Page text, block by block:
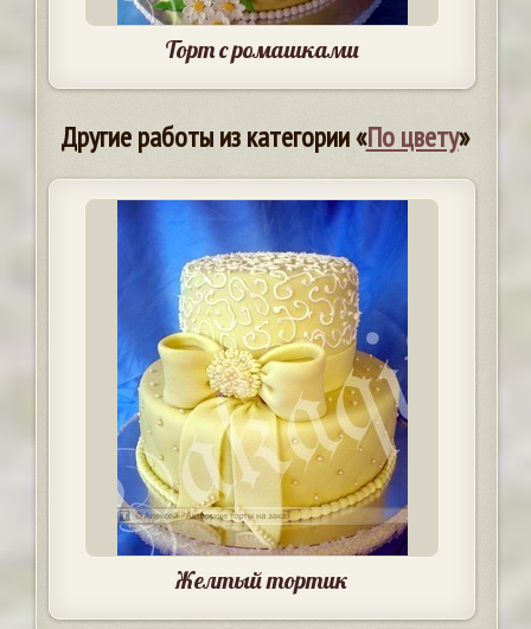
Торт с ромашками
Другие работы из категории «По цвету»
Желтый тортик